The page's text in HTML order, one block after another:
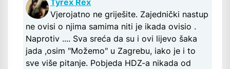
Tyrex Rex
Vjerojatno ne griješite. Zajednički nastup
ne ovisi o njima samima niti je ikada ovisio .
Naprotiv .... Sva sreća da su i ovi lijevo šaka
jada ,osim "Možemo" u Zagrebu, iako je i to
sve više pitanje. Pobjeda HDZ-a nikada od